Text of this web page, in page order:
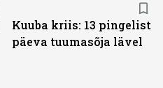
Kuuba kriis: 13 pingelist
päeva tuumasõja lävel